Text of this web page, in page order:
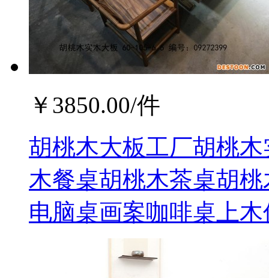
￥ 3850.00/件
胡桃木大板工厂胡桃
木餐桌胡桃木茶桌胡
电脑桌画案咖啡桌上木